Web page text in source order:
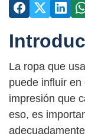
La ropa que
puede influir
impresión que
eso, es